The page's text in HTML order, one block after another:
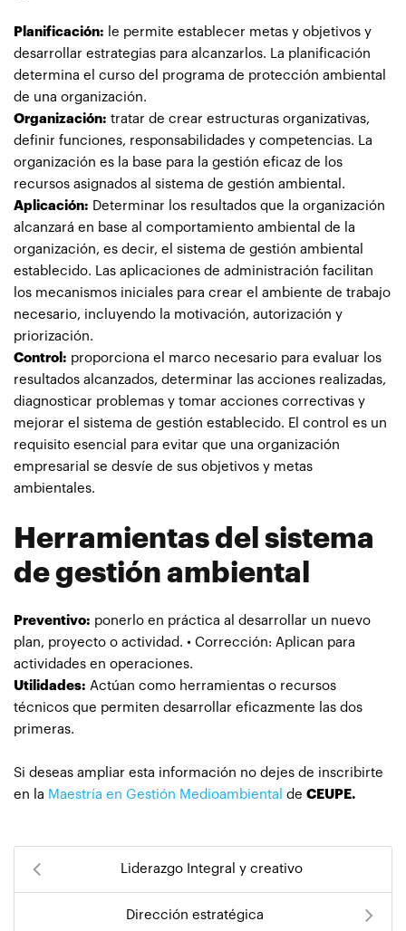
Planificación: le permite establecer metas y objetivos y
desarrollar estrategias para alcanzarlos. La planificación
determina el curso del programa de protección ambiental
de una organización.
Organización: tratar de crear estructuras organizativas,
definir funciones, responsabilidades y competencias. La
organización es la base para la gestión eficaz de los
recursos asignados al sistema de gestión ambiental.
Aplicación: Determinar los resultados que la organización
alcanzará en base al comportamiento ambiental de la
organización, es decir, el sistema de gestión ambiental
establecido. Las aplicaciones de administración facilitan
los mecanismos iniciales para crear el ambiente de trabajo
necesario, incluyendo la motivación, autorización y
priorización.
Control: proporciona el marco necesario para evaluar los
resultados alcanzados, determinar las acciones realizadas,
diagnosticar problemas y tomar acciones correctivas y
mejorar el sistema de gestión establecido. El control es un
requisito esencial para evitar que una organización
empresarial se desvíe de sus objetivos y metas
ambientales.
Herramientas del sistema
de gestión ambiental
Preventivo: ponerlo en práctica al desarrollar un nuevo
plan, proyecto o actividad. • Corrección: Aplican para
actividades en operaciones.
Utilidades: Actúan como herramientas o recursos
técnicos que permiten desarrollar eficazmente las dos
primeras.
Si deseas ampliar esta información no dejes de inscribirte
en la Maestría en Gestión Medioambiental de CEUPE.
Liderazgo Integral y creativo
Dirección estratégica